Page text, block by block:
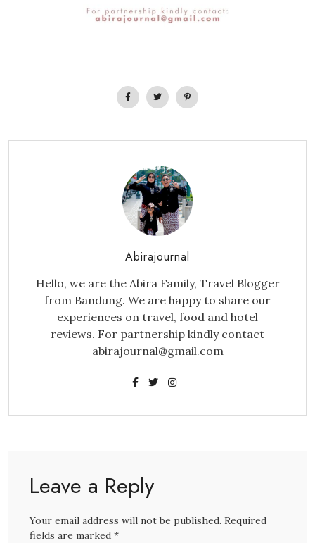
Abirajournal
Hello, we are the Abira Family, Travel Blogger
from Bandung. We are happy to share our
experiences on travel, food and hotel
reviews. For partnership kindly contact
abirajournal@gmail.com
Leave a Reply
Your email address will not be published. Required
fields are marked *